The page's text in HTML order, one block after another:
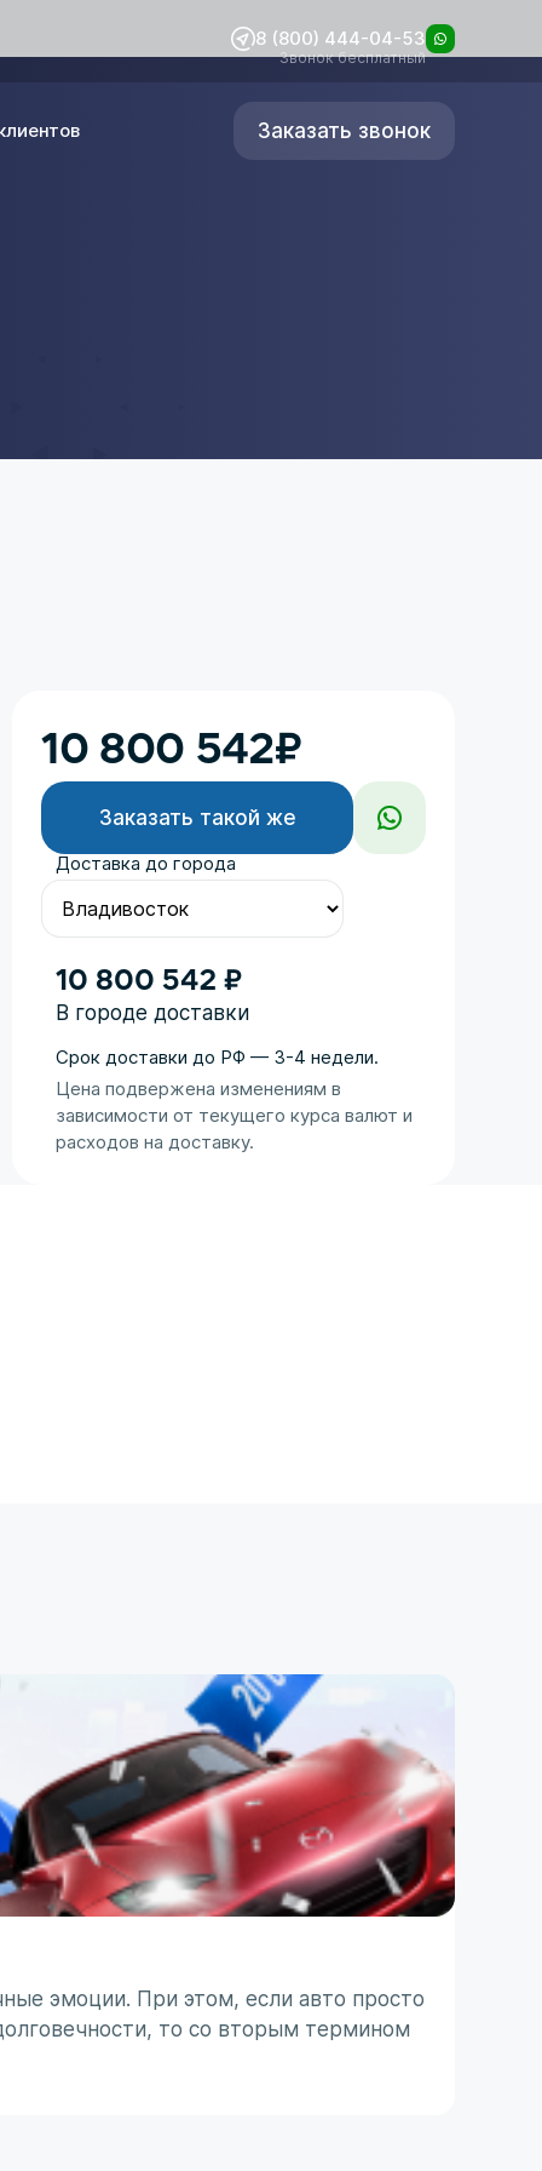
8 (800) 444-04-53
Звонок бесплатный
Заказать звонок
10 800 542₽
Заказать такой же
Доставка до города
10 800 542 ₽
В городе доставки
Срок доставки до РФ — 3-4 недели.
Цена подвержена изменениям в
зависимости от текущего курса валют и
расходов на доставку.
эмоции. При этом, если авто просто
то со вторым термином